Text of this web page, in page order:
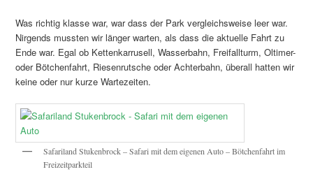
Was richtig klasse war, war dass der Park vergleichsweise leer war.
Nirgends mussten wir länger warten, als dass die aktuelle Fahrt zu
Ende war. Egal ob Kettenkarrusell, Wasserbahn, Freifallturm, Oltimer-
oder Bötchenfahrt, Riesenrutsche oder Achterbahn, überall hatten wir
keine oder nur kurze Wartezeiten.
Safariland Stukenbrock – Safari mit dem eigenen Auto – Bötchenfahrt im
Freizeitparkteil